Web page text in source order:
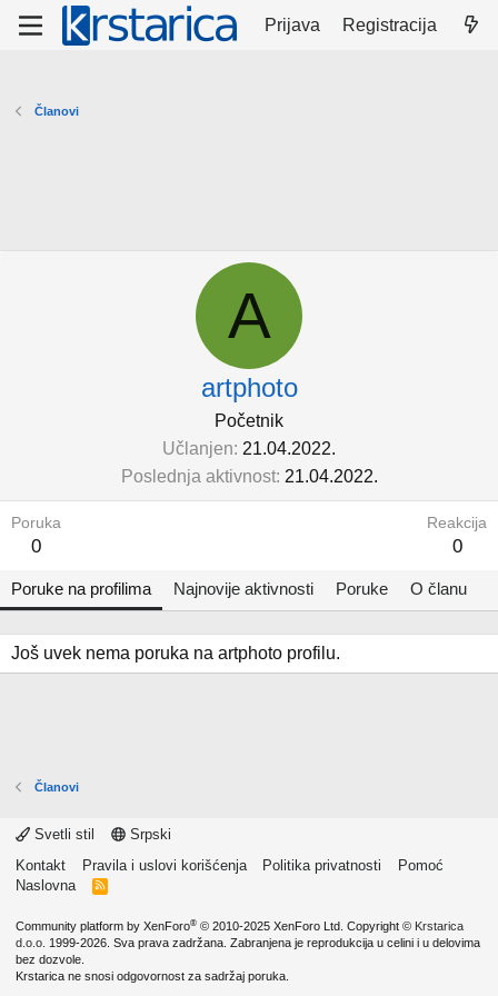
Prijava Registracija
Članovi
A
artphoto
Početnik
Učlanjen 21.04.2022.
Poslednja aktivnost 21.04.2022.
Poruka
0
Reakcija
0
Poruke na profilima Najnovije aktivnosti Poruke O članu
Još uvek nema poruka na artphoto profilu.
Članovi
Svetli stil
Srpski
Kontakt
Pravila i uslovi korišćenja Politika privatnosti
Pomoć
Naslovna
R
Community platform by XenForo® © 2010-2025 XenForo Ltd. Copyright © Krstarica
d.o.o. 1999-2026. Sva prava zadržana. Zabranjena je reprodukcija u celini i u delovima
bez dozvole.
Krstarica ne snosi odgovornost za sadržaj poruka.